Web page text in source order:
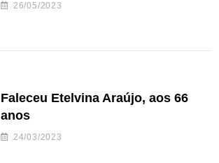
26/05/2023
Faleceu Etelvina Araújo, aos 66
anos
24/03/2023